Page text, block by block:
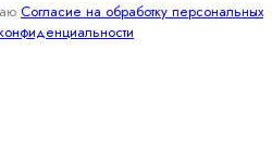
Согласие на обработку персональных